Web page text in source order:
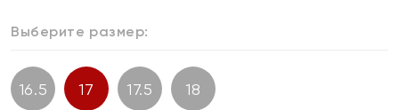
Выберите размер:
16.5 17 17.5 18